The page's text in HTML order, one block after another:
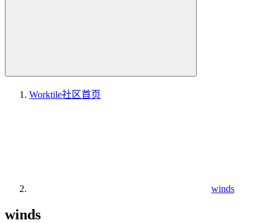
Worktile社区首页
winds
winds